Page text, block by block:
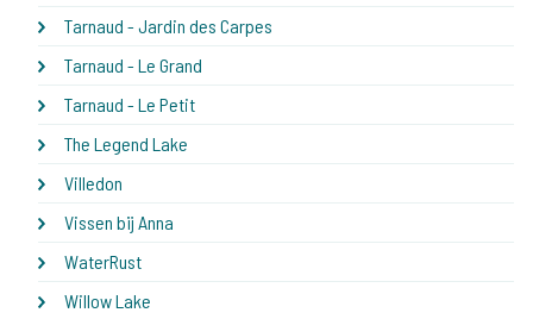
Tarnaud - Jardin des Carpes
Tarnaud - Le Grand
Tarnaud - Le Petit
The Legend Lake
Villedon
Vissen bij Anna
WaterRust
Willow Lake